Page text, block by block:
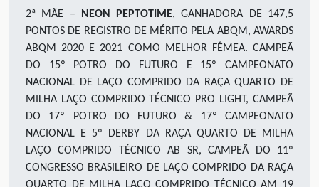
2ª MÃE – NEON PEPTOTIME, GANHADORA DE 147,5
PONTOS DE REGISTRO DE MÉRITO PELA ABQM, AWARDS
ABQM 2020 E 2021 COMO MELHOR FÊMEA. CAMPEÃ
DO 15º POTRO DO FUTURO E 15º CAMPEONATO
NACIONAL DE LAÇO COMPRIDO DA RAÇA QUARTO DE
MILHA LAÇO COMPRIDO TÉCNICO PRO LIGHT, CAMPEÃ
DO 17º POTRO DO FUTURO & 17º CAMPEONATO
NACIONAL E 5º DERBY DA RAÇA QUARTO DE MILHA
LAÇO COMPRIDO TÉCNICO AB SR, CAMPEÃ DO 11º
CONGRESSO BRASILEIRO DE LAÇO COMPRIDO DA RAÇA